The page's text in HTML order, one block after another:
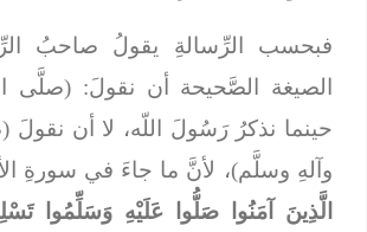
فبحسب الرِّسالةِ يقولُ صاحبُ
الصيغة الصَّحيحة أن نقولَ: (صلَّى
حينما نذكرُ رَسُولَ اللّه، لا أن نقولَ
وآلهِ وسلَّم)، لأنَّ ما جاءَ في سورةِ
الَّذِينَ آمَنُوا صَلُّوا عَلَيْهِ وَسَلِّمُوا